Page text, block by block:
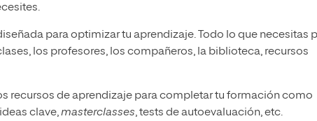
para optimizar tu aprendizaje. Todo lo que necesitas
los profesores, los compañeros, la biblioteca, recursos
recursos de aprendizaje para completar tu formación como
clave,masterclasses, tests de autoevaluación, etc.